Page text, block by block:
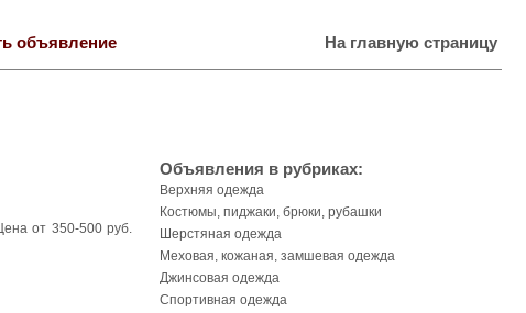
объявление На главную страницу
от 350-500 руб.
Объявления в рубриках:
Верхняя одежда
Костюмы, пиджаки, брюки, рубашки
Шерстяная одежда
Меховая, кожаная, замшевая одежда
Джинсовая одежда
Спортивная одежда